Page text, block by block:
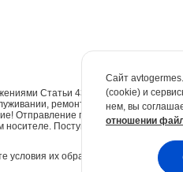
Статьи 437 Гражданского
ремонте и запасных частях
по электронной почте
Поступившие обращения
условия их обработки.
Политика
Сайт
(cookie) и
нем, вы
отношении